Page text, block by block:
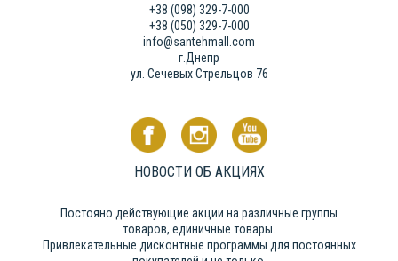
+38 (098) 329-7-000
+38 (050) 329-7-000
info@santehmall.com
г.Днепр
ул. Сечевых Стрельцов 76
НОВОСТИ ОБ АКЦИЯХ
Постояно действующие акции на различные группы
товаров, единичные товары.
Привлекательные дисконтные программы для постоянных